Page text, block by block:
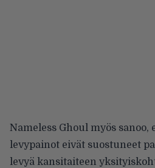
Nameless Ghoul myös
levypainot eivät suostuneet
levyä kansitaiteen